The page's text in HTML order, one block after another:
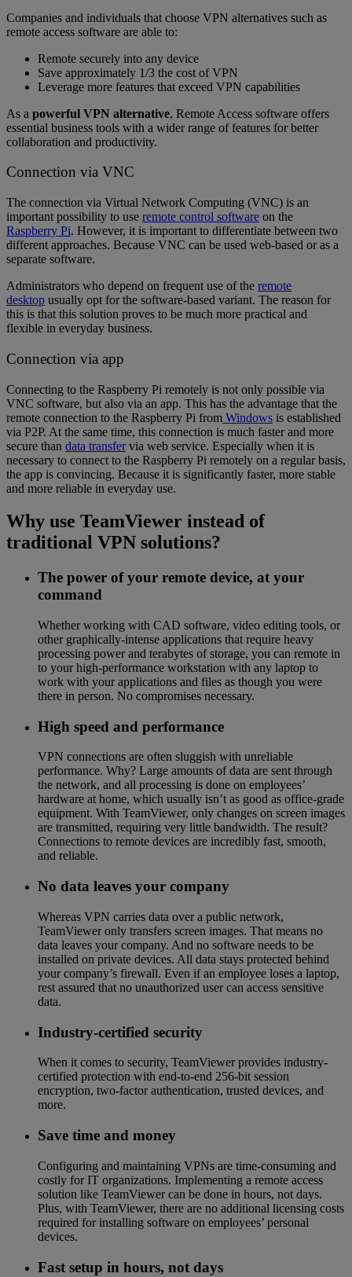
Companies and individuals that choose VPN alternatives such as
remote access software are able to:
Remote securely into any device
Save approximately 1/3 the cost of VPN
Leverage more features that exceed VPN capabilities
As a powerful VPN alternative, Remote Access software offers
essential business tools with a wider range of features for better
collaboration and productivity.
Connection via VNC
The connection via Virtual Network Computing (VNC) is an
important possibility to use remote control software on the
Raspberry Pi. However, it is important to differentiate between two
different approaches. Because VNC can be used web-based or as a
separate software.
Administrators who depend on frequent use of the remote
desktop usually opt for the software-based variant. The reason for
this is that this solution proves to be much more practical and
flexible in everyday business.
Connection via app
Connecting to the Raspberry Pi remotely is not only possible via
VNC software, but also via an app. This has the advantage that the
remote connection to the Raspberry Pi from Windows is established
via P2P. At the same time, this connection is much faster and more
secure than data transfervia web service. Especially when it is
necessary to connect to the Raspberry Pi remotely on a regular basis,
the app is convincing. Because it is significantly faster, more stable
and more reliable in everyday use.
Why use TeamViewer instead of
traditional VPN solutions?
The power of your remote device, at your
command
Whether working with CAD software, video editing tools, or
other graphically-intense applications that require heavy
processing power and terabytes of storage, you can remote in
to your high-performance workstation with any laptop to
work with your applications and files as though you were
there in person. No compromises necessary.
High speed and performance
VPN connections are often sluggish with unreliable
performance. Why? Large amounts of data are sent through
the network, and all processing is done on employees’
hardware at home, which usually isn’t as good as office-grade
equipment. With TeamViewer, only changes on screen images
are transmitted, requiring very little bandwidth. The result?
Connections to remote devices are incredibly fast, smooth,
and reliable.
No data leaves your company
Whereas VPN carries data over a public network,
TeamViewer only transfers screen images. That means no
data leaves your company. And no software needs to be
installed on private devices. All data stays protected behind
your company’s firewall. Even if an employee loses a laptop,
rest assured that no unauthorized user can access sensitive
data.
Industry-certified security
When it comes to security, TeamViewer provides industry-
certified protection with end-to-end 256-bit session
encryption, two-factor authentication, trusted devices, and
more.
Save time and money
Configuring and maintaining VPNs are time-consuming and
costly for IT organizations. Implementing a remote access
solution like TeamViewer can be done in hours, not days.
Plus, with TeamViewer, there are no additional licensing costs
required for installing software on employees’ personal
devices.
Fast setup in hours, not days